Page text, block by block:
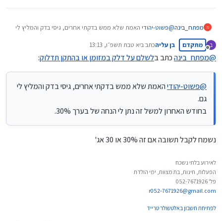
מ מפתח_בינה@פשוט-יהודי האמת שלא ממש בדקתי אחרים, גיסי בדק והמליץ לי
בחודש האחרון למשל זה נתן לי הנחה של בערך 30%.
ב
מנותק
מתקדם בן עליהכתב ביא טבת תשפ״ו, 13:13
נערך לאחרונה על ידי
@מפתח_בינהכתב בלשלם על דלק במזומן או בהתקן תדלוק:
@פשוט-יהודיהאמת שלא ממש בדקתי אחרים, גיסי בדק והמליץ לי
גם.
בחודש האחרון למשל זה נתן לי הנחה של בערך 30%.
נשמח לקבל תשובה אם זה 30% או 30 אג'
לאירוע בלתי נשכח
הפעלות, חינות, בת מצוות, ימי הולדת
פל' 052-7671926
r052-7671926@gmail.com
לפתיחת חשבון באלטשולר טרייד